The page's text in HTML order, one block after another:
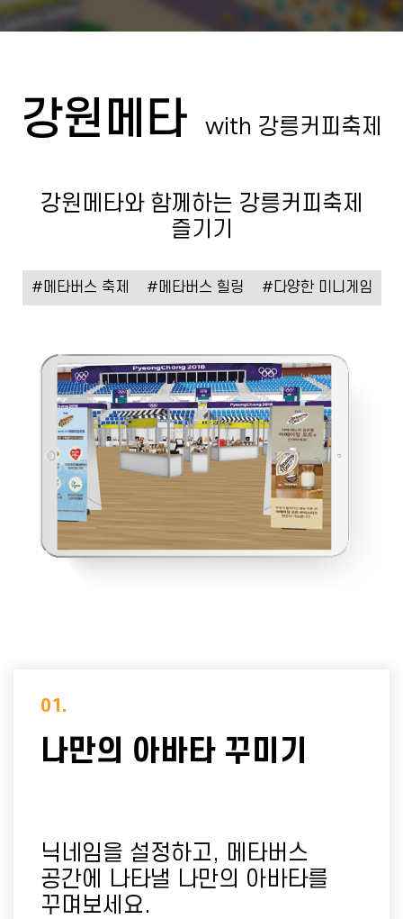
강원메타 with 강릉커피축제
강원메타와 함께하는 강릉커피축제
즐기기
#메타버스 축제 #메타버스 힐링 #다양한 미니게임
01.
나만의 아바타 꾸미기
닉네임을 설정하고, 메타버스
공간에 나타낼 나만의 아바타를
꾸며보세요.